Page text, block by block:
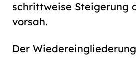
schrittweise Steigerung
vorsah.
Der